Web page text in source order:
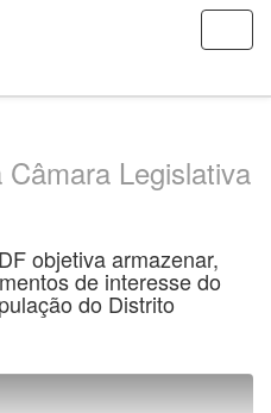
Legislativa
objetiva armazenar,
de interesse do
do Distrito